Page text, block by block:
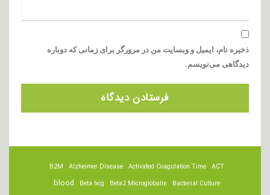
ذخیره نام، ایمیل و وبسایت من در مرورگر برای زمانی که دوباره
دیدگاهی می‌نویسم.
ACT
Activated Coagulation Time
Alzheimer Disease
B2M
Bacterial Culture
Beta2 Microglobulin
Beta hcg
blood